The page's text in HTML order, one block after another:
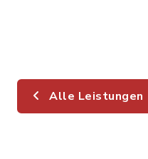
Alle Leistungen